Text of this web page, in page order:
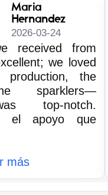
Maria
Hernandez
2026-03-24
received from
we loved
production, the
sparklers—
top-notch.
el apoyo que
más